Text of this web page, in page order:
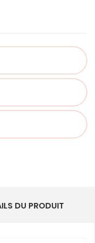
DU PRODUIT